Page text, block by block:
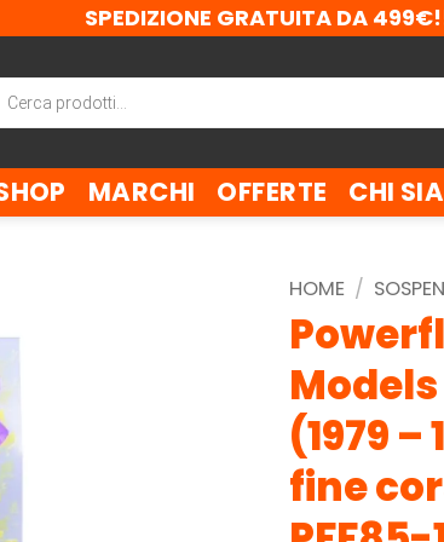
SPEDIZIONE GRATUITA DA
MARCHI OFFERTE CHI
HOME /
(1979
fine